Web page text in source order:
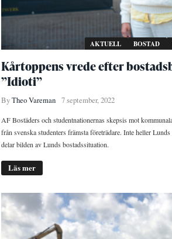
AKTUELL BOSTAD
Kårtoppens vrede efter
”Idioti”
ByTheo Vareman 7 september, 2022
AF Bostäders och studentnationernas skepsis mot
från svenska studenters främsta företrädare. Inte heller
delar bilden av Lunds bostadssituation.
Läs mer